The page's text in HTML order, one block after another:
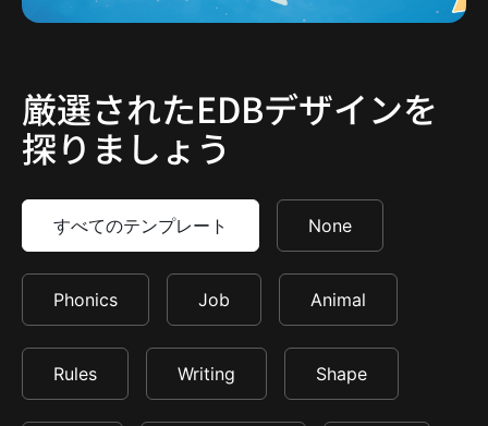
厳選されたEDBデザインを
探りましょう
すべてのテンプレート None
Phonics Job Animal
Rules Writing Shape